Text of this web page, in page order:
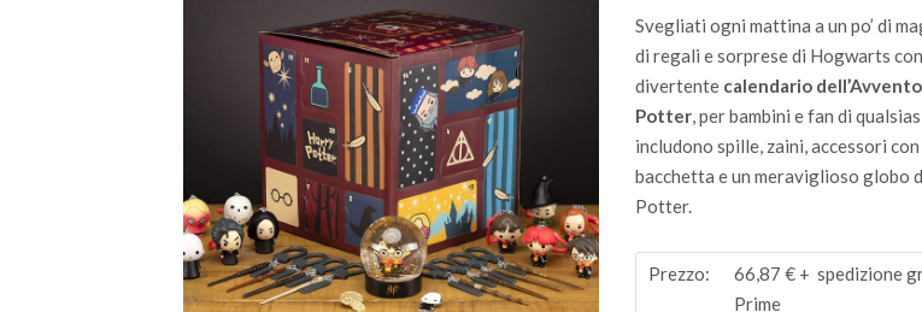
Svegliati ogni mattina a un po’ di
di regali e sorprese di Hogwarts
divertente calendario
Potter, per bambini e fan di
includono spille, zaini, accessori
bacchetta e un meraviglioso globo
Potter.
Prezzo: 66,87 € + spedizione
Prime